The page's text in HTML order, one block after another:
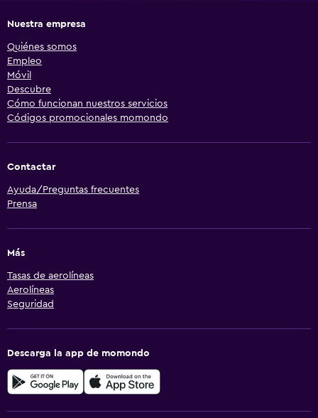
Nuestra empresa
Quiénes somos
Empleo
Móvil
Descubre
Cómo funcionan nuestros servicios
Códigos promocionales momondo
Contactar
Ayuda/Preguntas frecuentes
Prensa
Más
Tasas de aerolíneas
Aerolíneas
Seguridad
Descarga la app de momondo